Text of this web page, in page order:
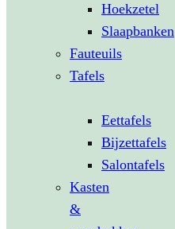
Hoekzetel
Slaapbanken
Fauteuils
Tafels
Eettafels
Bijzettafels
Salontafels
Kasten
&